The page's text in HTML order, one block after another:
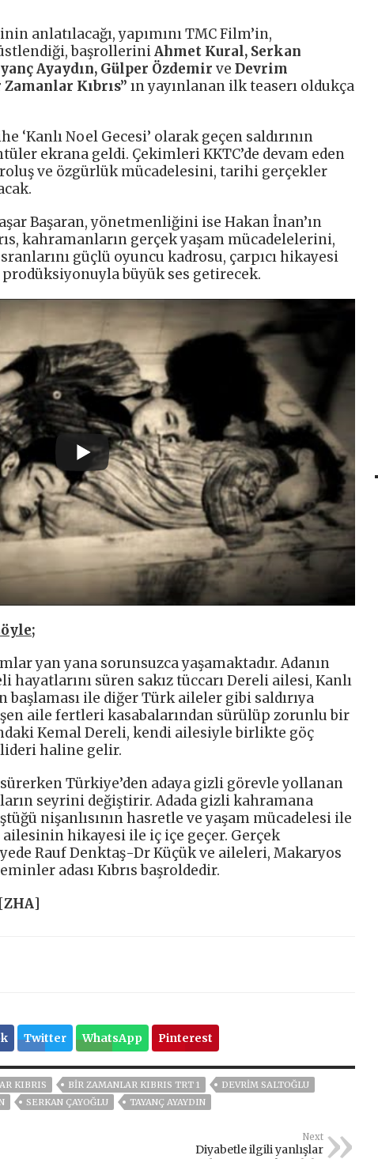
anlatılacağı, yapımını TMC Film’in,
üstlendiği, başrolleriniAhmet Kural, Serkan
Ayaydın, Gülper Özdemir ve Devrim
Kıbrıs” ın yayınlanan ilk teaserı oldukça
‘Kanlı Noel Gecesi’ olarak geçen saldırının
ekrana geldi. Çekimleri KKTC’de devam eden
ve özgürlük mücadelesini, tarihi gerçekler
Başaran, yönetmenliğini ise Hakan İnan’ın
kahramanların gerçek yaşam mücadelelerini,
güçlü oyuncu kadrosu, çarpıcı hikayesi
prodüksiyonuyla büyük ses getirecek.
yan yana sorunsuzca yaşamaktadır. Adanın
hayatlarını süren sakız tüccarı Dereli ailesi, Kanlı
ile diğer Türk aileler gibi saldırıya
aile fertleri kasabalarından sürülüp zorunlu bir
Kemal Dereli, kendi ailesiyle birlikte göç
haline gelir.
sürerken Türkiye’den adaya gizli görevle yollanan
seyrini değiştirir. Adada gizli kahramana
nişanlısının hasretle ve yaşam mücadelesi ile
hikayesi ile iç içe geçer. Gerçek
Rauf Denktaş-Dr Küçük ve aileleri, Makaryos
adası Kıbrıs başroldedir.
ZHA]
Twitter WhatsApp Pinterest
KIBRIS BIR ZAMANLAR KIBRIS TRT 1
DEVRIM SALTOĞLU
SERKAN ÇAYOĞLU TAYANÇ AYAYDIN
Next
Diyabetle ilgili yanlışlar